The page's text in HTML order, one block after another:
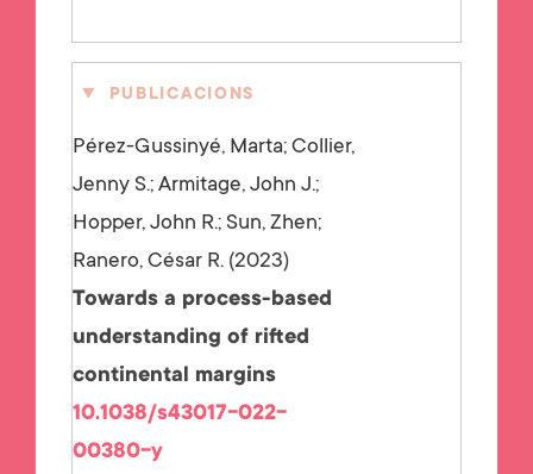
PUBLICACIONS
Pérez-Gussinyé, Marta; Collier,
Jenny S.; Armitage, John J.;
Hopper, John R.; Sun, Zhen;
Ranero, César R. 2023
Towards a process-based
understanding of rifted
continental margins
10.1038/s43017-022-
00380-y